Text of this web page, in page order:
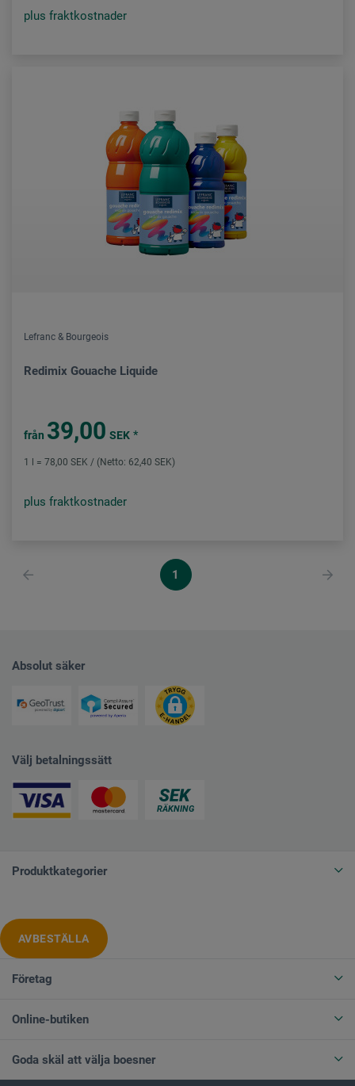
plus fraktkostnader
Lefranc & Bourgeois
Redimix Gouache Liquide
från 39,00 SEK *
1 l = 78,00 SEK / (Netto: 62,40 SEK)
plus fraktkostnader
1
Absolut säker
Välj betalningssätt
Produktkategorier
AVBESTÄLLA
Företag
Online-butiken
Goda skäl att välja boesner